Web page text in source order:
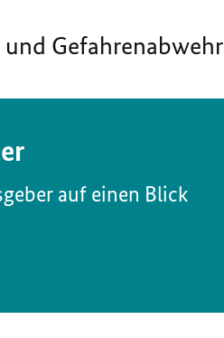
Gefahrenabwehr
auf einen Blick